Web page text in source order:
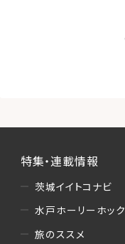
特集・連載情報
茨城イイトコナビ
水戸ホーリーホック
旅のススメ